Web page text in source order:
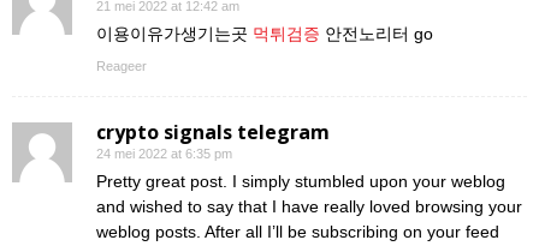
21 mei 2022 at 12:42 am
이용이유가생기는곳 먹튀검증 안전노리터 go
Reageer
crypto signals telegram
24 mei 2022 at 6:35 pm
Pretty great post. I simply stumbled upon your weblog
and wished to say that I have really loved browsing your
weblog posts. After all I’ll be subscribing on your feed